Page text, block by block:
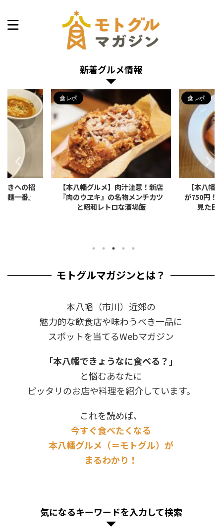
新着グルメ情報
きへの招
麺一番』
食レポ
【本八幡グルメ】肉汁注意！新店
『肉のウヱキ』の名物メンチカツ
と昭和レトロな酒場飯
食レポ
【本八幡
が750円！
見た目
モトグルマガジンとは？
本八幡（市川）近郊の
魅力的な飲食店や味わうべき一品に
スポットを当てるWebマガジン
「本八幡できょうなに食べる？」
と悩むあなたに
ピッタリのお店や料理を紹介しています。
これを読めば、
今すぐ食べたくなる
本八幡グルメ（＝モトグル）が
まるわかり！
気になるキーワードを入力して検索